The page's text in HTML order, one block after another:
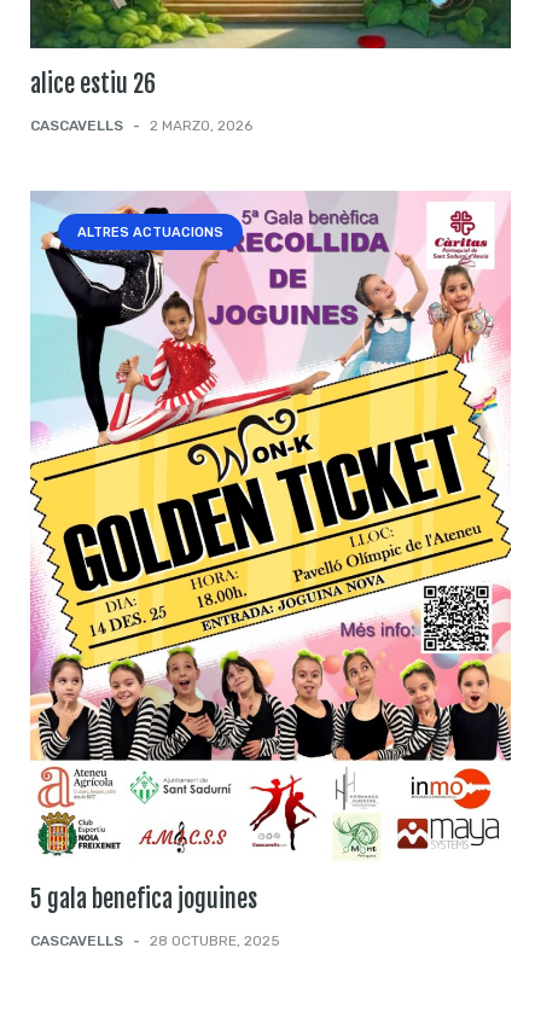
alice estiu 26
CASCAVELLS - 2 MARZO, 2026
ALTRES ACTUACIONS
5 gala benefica joguines
CASCAVELLS - 28 OCTUBRE, 2025